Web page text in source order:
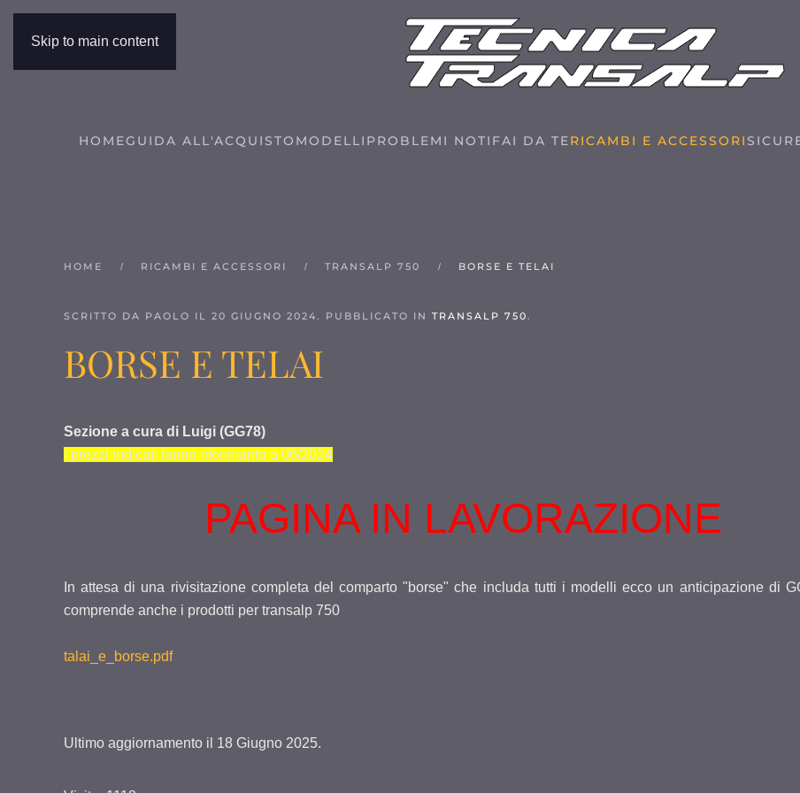
Skip to main content
HOMEGUIDA ALL'ACQUISTO MODELLI PROBLEMI NOTI FAI DA TERICAMBI E ACCESSORI
HOME RICAMBI E ACCESSORI TRANSALP 750 BORSE E TELAI
SCRITTO DA PAOLO IL 20 GIUGNO 2024. PUBBLICATO IN TRANSALP 750.
BORSE E TELAI
Sezione a cura di Luigi (GG78)
I prezzi indicati fanno riferimanto a 06/2024
PAGINA IN LAVORAZIONE
In attesa di una rivisitazione completa del comparto "borse" che includa tutti i modelli ecco un anticipazione di
comprende anche i prodotti per transalp 750
talai_e_borse.pdf
Ultimo aggiornamento il 18 Giugno 2025.